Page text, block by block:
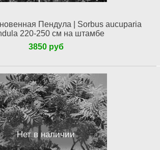
Пендула | Sorbus aucuparia
220-250 см на штамбе
3850 руб
Нет в наличии